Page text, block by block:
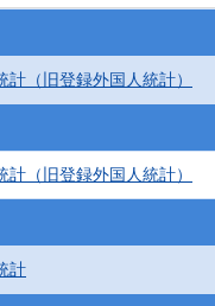
計（旧登録外国人統計）
計（旧登録外国人統計）
計